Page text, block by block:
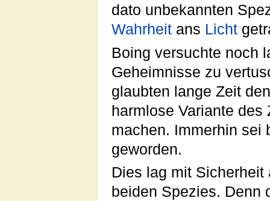
dato unbekannten
Wahrheit ans Licht
Boing versuchte noch
Geheimnisse zu
glaubten lange Zeit
harmlose Variante
machen. Immerhin sei
geworden.
Dies lag mit
beiden Spezies. Denn